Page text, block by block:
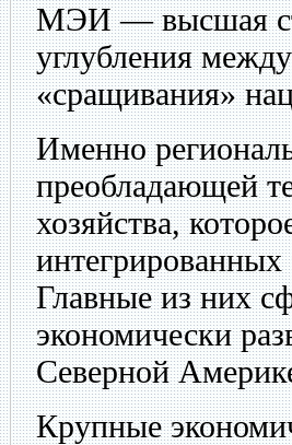
МЭИ — высшая
углубления
«сращивания»
Именно
преобладающей
хозяйства,
Главные из них
экономически
Северной
Крупные